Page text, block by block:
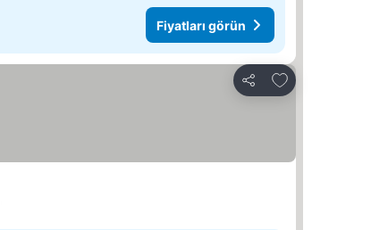
Fiyatları görün
Paylaş
Favorilerime ekle